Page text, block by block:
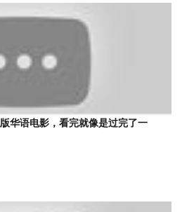
华语电影，看完就像是过完了一